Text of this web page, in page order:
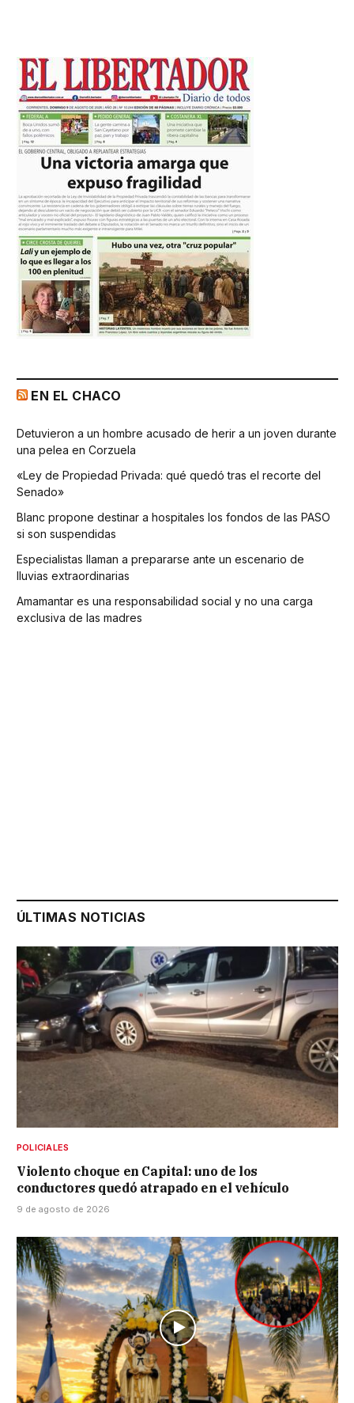
EN EL CHACO
Detuvieron a un hombre acusado de herir a un joven durante
una pelea en Corzuela
«Ley de Propiedad Privada: qué quedó tras el recorte del
Senado»
Blanc propone destinar a hospitales los fondos de las PASO
si son suspendidas
Especialistas llaman a prepararse ante un escenario de
lluvias extraordinarias
Amamantar es una responsabilidad social y no una carga
exclusiva de las madres
ÚLTIMAS NOTICIAS
POLICIALES
Violento choque en Capital: uno de los
conductores quedó atrapado en el vehículo
9 de agosto de 2026